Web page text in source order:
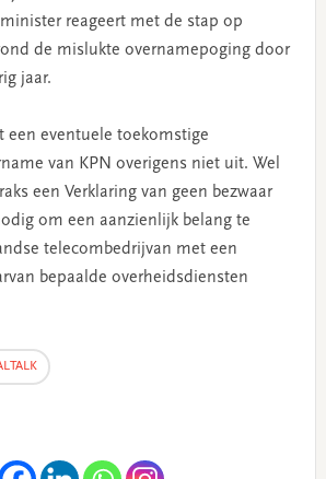
reageert met de stap op
de mislukte overnamepoging door
jaar.
een eventuele toekomstige
van KPN overigens niet uit. Wel
een Verklaring van geen bezwaar
om een aanzienlijk belang te
telecombedrijvan met een
bepaalde overheidsdiensten